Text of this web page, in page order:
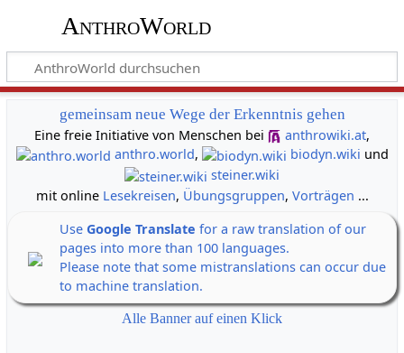
AnthroWorld
gemeinsam neue Wege der Erkenntnis gehen
Eine freie Initiative von Menschen bei
anthrowiki.at,
anthro.world, biodyn.wiki und
steiner.wiki
mit online Lesekreisen, Übungsgruppen, Vorträgen ...
Use Google Translate for a raw translation of our
pages into more than 100 languages.
Please note that some mistranslations can occur due
to machine translation.
Alle Banner auf einen Klick